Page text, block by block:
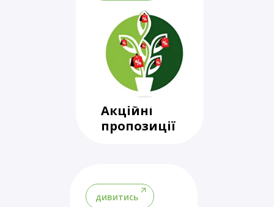
дивитись
Акційні
пропозиції